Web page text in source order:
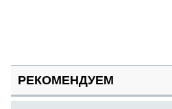
РЕКОМЕНДУЕМ